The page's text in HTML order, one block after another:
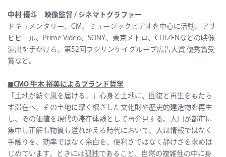
中村 優斗 映像監督 / シネマトグラファー
ドキュメンタリー、CM、ミュージックビデオを中心に活動。アサ
ヒビール、Prime Video、SONY、東京メトロ、CITIZENなどの映像
演出を手がける。第52回フジサンケイグループ広告大賞 優秀賞受
賞など。
◼︎CMO 牛木 裕美によるブランド哲学
「土地が紡ぐ風を届ける。」心身と土地に、回復と再生をもたら
す滞在へ。その土地に深く根ざした文化財や歴史的建造物を再生
し、その価値を現代の滞在体験として再発見する。人口が都市に
集中し正解も物質も溢れかえる時代において、人は情報ではなく
手触りを、効率ではなく余白を、便利さではなく静けさを求めは
じめています。ときには孤独であること、自然の複雑性の中に身